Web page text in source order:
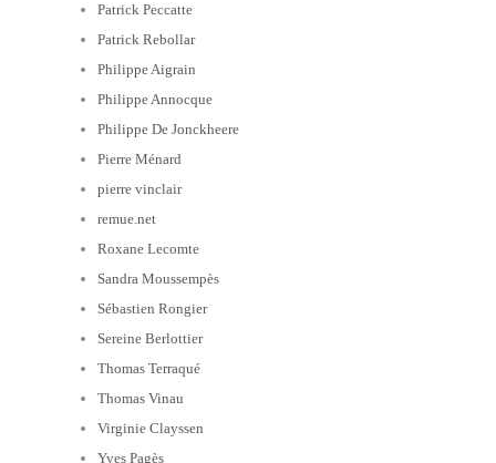
Patrick Peccatte
Patrick Rebollar
Philippe Aigrain
Philippe Annocque
Philippe De Jonckheere
Pierre Ménard
pierre vinclair
remue.net
Roxane Lecomte
Sandra Moussempès
Sébastien Rongier
Sereine Berlottier
Thomas Terraqué
Thomas Vinau
Virginie Clayssen
Yves Pagès